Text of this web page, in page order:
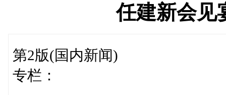
任建新会见
第2版(国内新闻)
专栏：